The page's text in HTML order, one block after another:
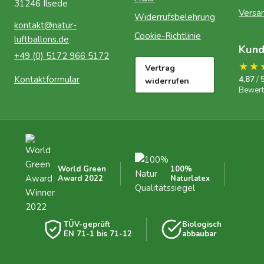
31246 Ilsede
kontakt@natur-
luftballons.de
+49 (0) 5172 966 5172
Kontaktformular
Widerrufsbelehrung
Cookie-Richtlinie
Vertrag
widerrufen
4,87/
World Green
Award 2022
100%
Naturlatex
TÜV-geprüft
EN 71-1 bis 71-12
Biologisch
abbaubar